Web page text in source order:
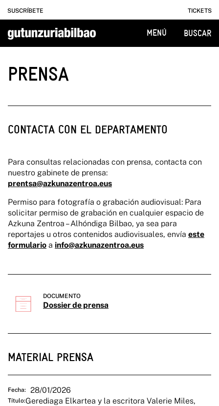
SUSCRÍBETE TICKETS
MENÚ BUSCAR
PRENSA
CONTACTA CON EL DEPARTAMENTO
Para consultas relacionadas con prensa, contacta con
nuestro gabinete de prensa:
prentsa@azkunazentroa.eus
Permiso para fotografía o grabación audiovisual: Para
solicitar permiso de grabación en cualquier espacio de
Azkuna Zentroa – Alhóndiga Bilbao, ya sea para
reportajes u otros contenidos audiovisuales, envía este
formulario a info@azkunazentroa.eus
DOCUMENTO
Dossier de prensa
MATERIAL PRENSA
Fecha: 28/01/2026
Título:Gerediaga Elkartea y la escritora Valerie Miles,